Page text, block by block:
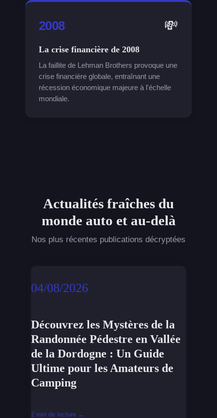
2008 💸
La crise financière de 2008
La faillite de Lehman Brothers provoque une
crise financière globale, entraînant une
récession économique majeure à l'échelle
mondiale.
Actualités fraîches du
monde auto et au-delà
Nos plus récentes publications décryptées
04/08/2026
Découvrez les Mystères de la
Randonnée Pédestre en Vallée
de la Dordogne : Un Guide
Ultime pour les Amateurs de
Camping
2 min de lecture →